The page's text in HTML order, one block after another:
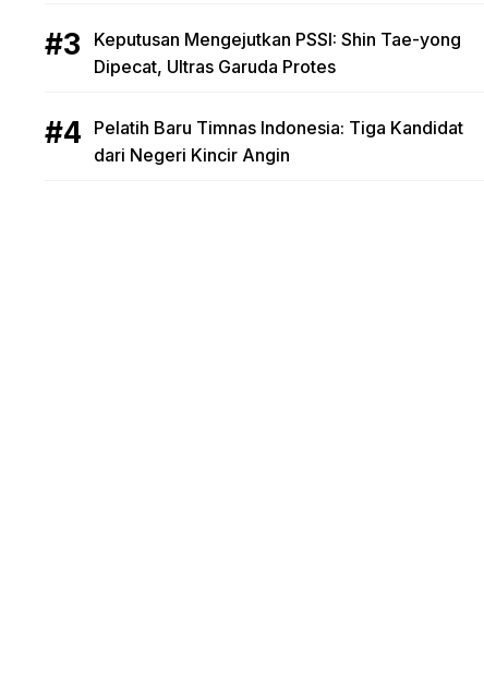
Keputusan Mengejutkan PSSI: Shin Tae-yong
Dipecat, Ultras Garuda Protes
Pelatih Baru Timnas Indonesia: Tiga Kandidat
dari Negeri Kincir Angin